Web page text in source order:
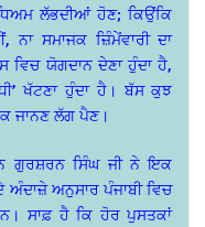
ਲੱਭਦੀਆਂ ਹੋਣ; ਕਿਉਂਕਿ
ਨਾ ਸਮਾਜਕ ਜ਼ਿੰਮੇਂਵਾਰੀ ਦਾ
ਵਿਚ ਯੋਗਦਾਨ ਦੇਣਾ ਹੁੰਦਾ ਹੈ,
ਖੱਟਣਾ ਹੁੰਦਾ ਹੈ। ਬੱਸ ਕੁਝ
ਜਾਨਣ ਲੱਗ ਪੈਣ।
ਗੁਰਸ਼ਰਨ ਸਿੰਘ ਜੀ ਨੇ ਇਕ
ਅਨੁਸਾਰ ਪੰਜਾਬੀ ਵਿਚ
ਸਾਫ਼ ਹੈ ਕਿ ਹੋਰ ਪੁਸਤਕਾਂ